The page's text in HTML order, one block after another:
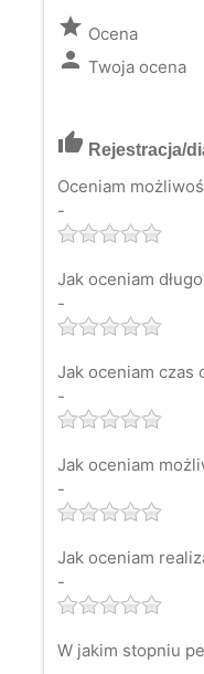
grade Ocena
person Twoja ocena
thumb_up Rejestracja/
Oceniam
-
Jak oceniam
-
Jak oceniam czas
-
Jak oceniam
-
Jak oceniam
-
W jakim stopniu